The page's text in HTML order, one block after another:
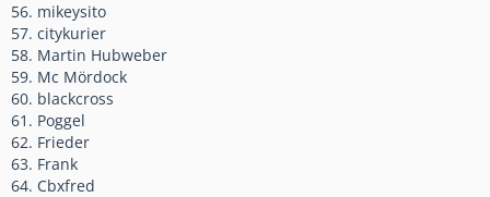
56. mikeysito
57. citykurier
58. Martin Hubweber
59. Mc Mördock
60. blackcross
61. Poggel
62. Frieder
63. Frank
64. Cbxfred